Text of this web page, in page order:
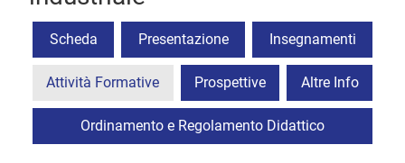
Scheda Presentazione Insegnamenti
Attività Formative Prospettive Altre Info
Ordinamento e Regolamento Didattico